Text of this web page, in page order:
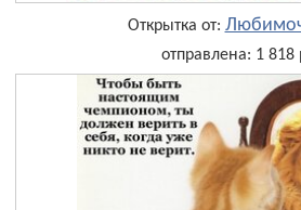
Открытка от:
отправлена: 1 818